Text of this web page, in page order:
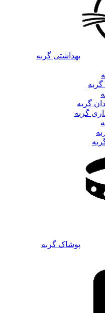
بهداشتی گربه
گربه
گربه
پوشاک گربه